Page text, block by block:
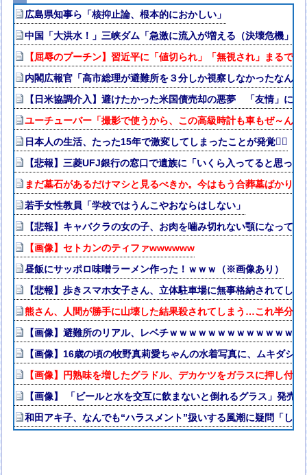
広島県知事ら「核抑止論、根本的におかしい」
中国「大洪水！」三峡ダム「急激に流入が増える（決壊危機」
【屈辱のプーチン】習近平に「値切られ」「無視され」まるで
内閣広報官「高市総理が避難所を３分しか視察しなかったなん
【日米協調介入】避けたかった米国債売却の悪夢 「友情」に透
ユーチューバー「撮影で使うから、この高級時計も車もぜ～んぶ
日本人の生活、たった15年で激変してしまったことが発覚🤦‍♂
【悲報】三菱UFJ銀行の窓口で遺族に「いくら入ってると思っ
まだ墓石があるだけマシと見るべきか。今はもう合葬墓ばかり
若手女性教員「学校ではうんこやおならはしない」
【悲報】キャバクラの女の子、お肉を噛み切れない顎になってし
【画像】セトカンのティファwwwwww
昼飯にサッポロ味噌ラーメン作った！ｗｗｗ（※画像あり）
【悲報】歩きスマホ女子さん、立体駐車場に無事格納されてしま
熊さん、人間が勝手に山壊した結果殺されてしまう…これ半分虐
【画像】避難所のリアル、レベチｗｗｗｗｗｗｗｗｗｗｗｗｗ
【画像】16歳の頃の牧野真莉愛ちゃんの水着写真に、ムキダシ
【画像】円熟味を増したグラドル、デカケツをガラスに押し付
【画像】 「ビールと水を交互に飲まないと倒れるグラス」発売
和田アキ子、なんでも“ハラスメント”扱いする風潮に疑問「し